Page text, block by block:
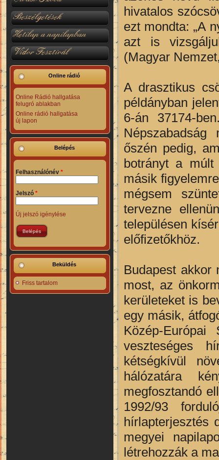
Beszélgetések
Hetilap a napilapban
Vidor Fesztivál
Online rádió
Online Rádió hallgatása
felugró ablakban
Online rádió hallgatása
új lapon
Belépés
Felhasználónév *
Jelszó *
Új jelszó igénylése
Beküldés
Friss tartalom
hivatalos
ezt mondta: „A
azt is
(Magyar
A drasztikus
példányban
6-án 37174-
Népszabadság
őszén pedig,
botrányt a múlt
másik
mégsem
tervezne
településen
előfizetőkhöz.
Budapest
most, az
kerületeket is
egy másik,
Közép-
veszteséges
kétségkívül
hálózatára
megfosztandó
1992/93
hírlapterjesztés
megyei
létrehozzák a